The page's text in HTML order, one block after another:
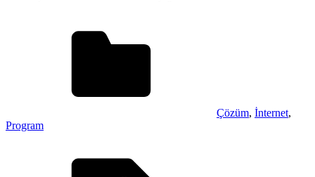
Çözüm, İnternet,
Program